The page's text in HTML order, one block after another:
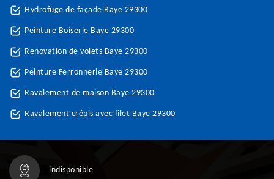
Hydrofuge de façade Baye 29300
Peinture Boiserie Baye 29300
Renovation de volets Baye 29300
Peinture Ferronnerie Baye 29300
Ravalement de maison Baye 29300
Ravalement crépis avec filet Baye 29300
indisponible